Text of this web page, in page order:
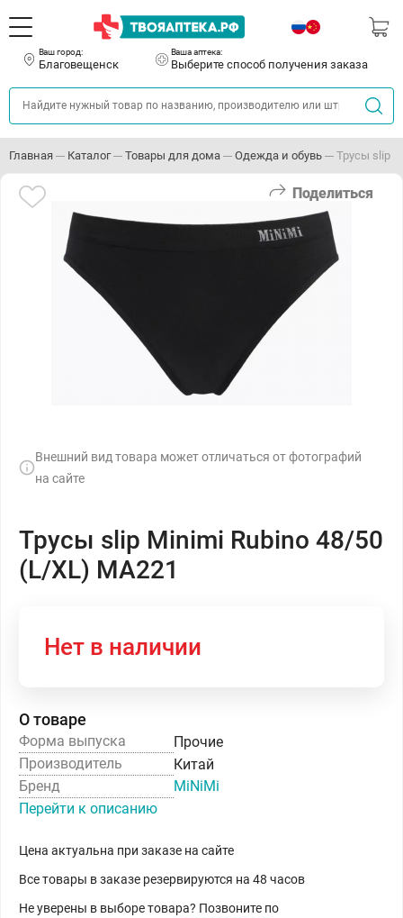
Ваш город:
Благовещенск
Ваша аптека:
Выберите способ получения заказа
Главная Каталог Товары для дома Одежда и обувь Трусы slip
Поделиться
Внешний вид товара может отличаться от фотографий
на сайте
Трусы slip Minimi Rubino 48/50
(L/XL) MA221
Нет в наличии
О товаре
Форма выпуска
Прочие
Производитель
Китай
Бренд
MiNiMi
Перейти к описанию
Цена актуальна при заказе на сайте
Все товары в заказе резервируются на 48 часов
Не уверены в выборе товара? Позвоните по